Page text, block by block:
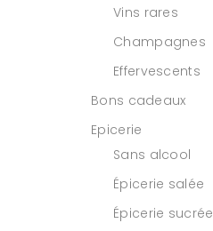
Vins rares
Champagnes
Effervescents
Bons cadeaux
Epicerie
Sans alcool
Épicerie salée
Épicerie sucrée